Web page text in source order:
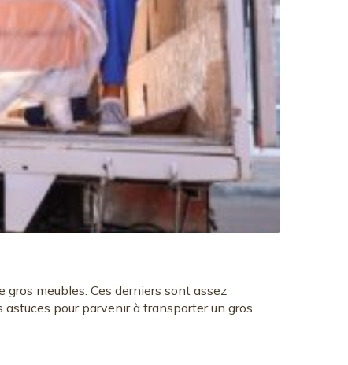
meubles. Ces derniers sont assez
pour parvenir à transporter un gros